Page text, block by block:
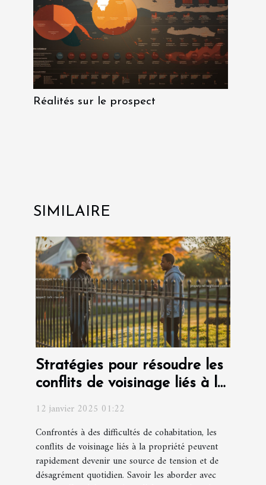
Réalités sur le prospect
SIMILAIRE
Stratégies pour résoudre les
conflits de voisinage liés à la
propriété
12 janvier 2025 01:22
Confrontés à des difficultés de cohabitation, les
conflits de voisinage liés à la propriété peuvent
rapidement devenir une source de tension et de
désagrément quotidien. Savoir les aborder avec